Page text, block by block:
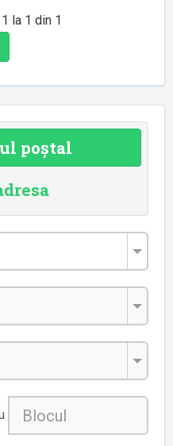
la 1 din 1
poștal